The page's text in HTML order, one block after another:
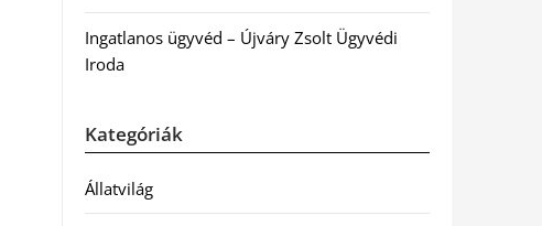
Ingatlanos ügyvéd – Újváry Zsolt Ügyvédi
Iroda
Kategóriák
Állatvilág